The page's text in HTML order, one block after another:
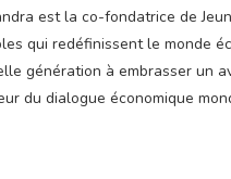
est la co-fondatrice de
qui redéfinissent le monde
génération à embrasser un
du dialogue économique